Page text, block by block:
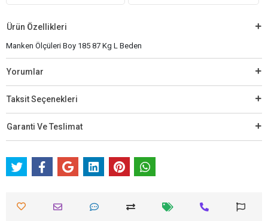
Ürün Özellikleri
Manken Ölçüleri Boy 185 87 Kg L Beden
Yorumlar
Taksit Seçenekleri
Garanti Ve Teslimat